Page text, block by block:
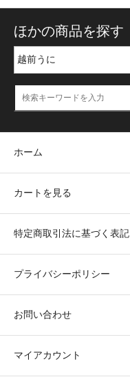
ほかの商品を探す
ホーム
カートを見る
特定商取引法に基づく表記
プライバシーポリシー
お問い合わせ
マイアカウント